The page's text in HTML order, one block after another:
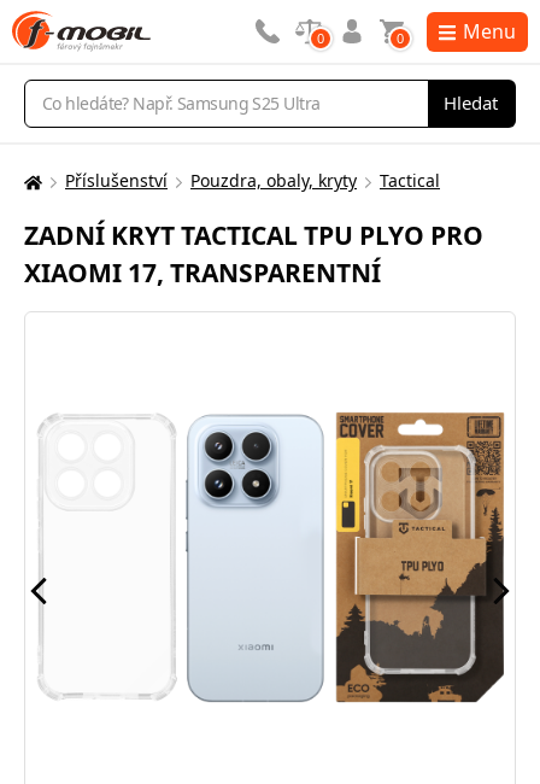
Vyhledávání
Hledat
0 0 Menu
Zde
nacházíte:
Příslušenství Pouzdra, obaly, kryty Tactical
ZADNÍ KRYT TACTICAL TPU PLYO PRO
XIAOMI 17, TRANSPARENTNÍ